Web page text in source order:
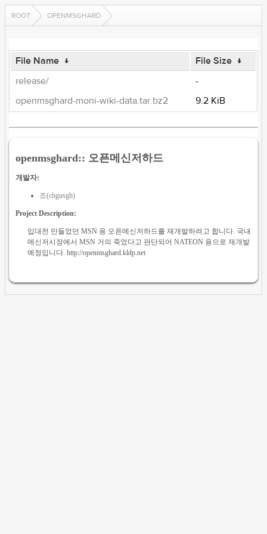
ROOT OPENMSGHARD
File Name ↓ File Size ↓
release/
-
openmsghard-moni-wiki-data.tar.bz2
9.2 KiB
openmsghard:: 오픈메신저하드
개발자:
조(chgusgh)
Project Description:
입대전 만들었던 MSN 용 오픈메신저하드를 재개발하려고 합니다. 국내
메신저시장에서 MSN 거의 죽었다고 판단되어 NATEON 용으로 재개발
예정입니다. http://openmsghard.kldp.net